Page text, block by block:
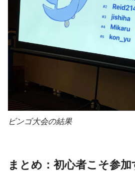
ビンゴ大会の結果
まとめ：初心者こそ参加